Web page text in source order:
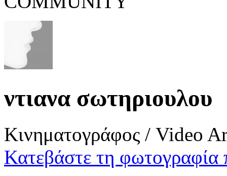
ντιανα σωτηριουλου
Κινηματογράφος / Video
Κατεβάστε τη φωτογραφία